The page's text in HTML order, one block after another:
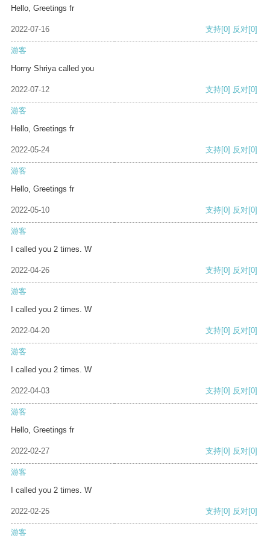
Hello, Greetings fr
2022-07-16 支持[0] 反对[0]
游客
Horny Shriya called you
2022-07-12 支持[0] 反对[0]
游客
Hello, Greetings fr
2022-05-24 支持[0] 反对[0]
游客
Hello, Greetings fr
2022-05-10 支持[0] 反对[0]
游客
I called you 2 times. W
2022-04-26 支持[0] 反对[0]
游客
I called you 2 times. W
2022-04-20 支持[0] 反对[0]
游客
I called you 2 times. W
2022-04-03 支持[0] 反对[0]
游客
Hello, Greetings fr
2022-02-27 支持[0] 反对[0]
游客
I called you 2 times. W
2022-02-25 支持[0] 反对[0]
游客